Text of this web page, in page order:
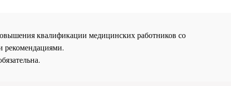
квалификации медицинских работников со
рекомендациями.